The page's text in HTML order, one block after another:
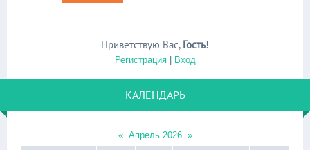
Приветствую Вас, Гость!
Регистрация| Вход
КАЛЕНДАРЬ
« Апрель 2026 »